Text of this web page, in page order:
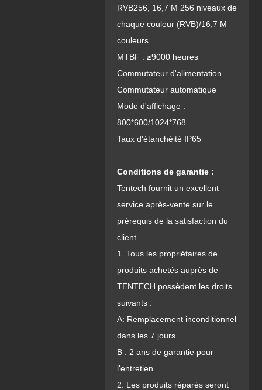
RVB256, 16,7 M 256 niveaux de
chaque couleur (RVB)/16,7 M
couleurs
MTBF : ≥9000 heures
Commutateur d'alimentation
Commutateur automatique
Mode d'affichage :
800*600/1024*768
Taux d'étanchéité IP65
Conditions de garantie :
Tentech fournit un excellent
service après-vente sur le
prérequis de la satisfaction du
client.
1. Tous les propriétaires de
produits achetés auprès de
TENTECH possèdent les droits
suivants :
A: Remplacement inconditionnel
dans les 7 jours.
B : 2 ans de garantie pour
l'entretien.
2. Les produits réparés seront